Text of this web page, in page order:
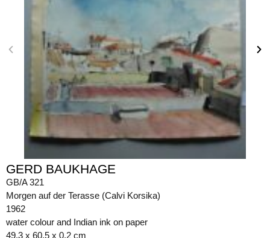
GERD BAUKHAGE
GB/A 321
Morgen auf der Terasse (Calvi Korsika)
1962
water colour and Indian ink on paper
49.3 x 60.5 x 0.2 cm